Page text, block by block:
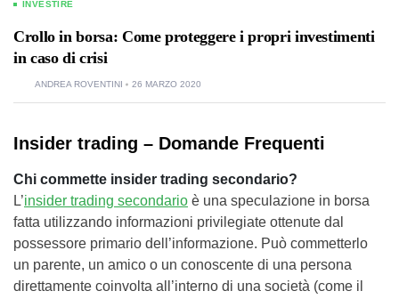
INVESTIRE
Crollo in borsa: Come proteggere i propri investimenti
in caso di crisi
ANDREA ROVENTINI 26 MARZO 2020
Insider trading – Domande Frequenti
Chi commette insider trading secondario?
L’insider trading secondario è una speculazione in borsa
fatta utilizzando informazioni privilegiate ottenute dal
possessore primario dell’informazione. Può commetterlo
un parente, un amico o un conoscente di una persona
direttamente coinvolta all’interno di una società (come il